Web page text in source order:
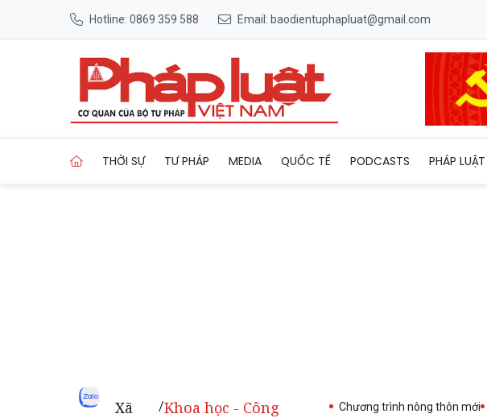
Hotline: 0869 359 588 Email: baodientuphapluat@gmail.com
THỜI SỰ TƯ PHÁP MEDIA QUỐC TẾ PODCASTS PHÁP LUẬT
Xã
/Khoa học - Công
Chương trình nông thôn mới